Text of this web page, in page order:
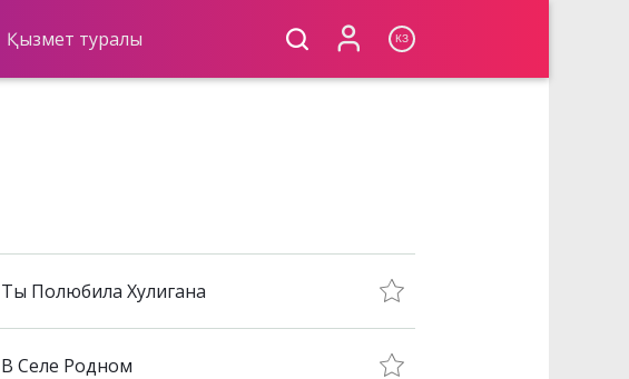
Қызмет туралы КЗ
Ты Полюбила Хулигана
В Селе Родном